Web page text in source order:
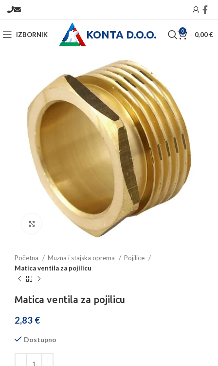
IZBORNIK KONTA D.O.O. 0 0,00€
Povećajte sliku
Početna Muzna i stajska oprema
Pojilice
Matica ventila za pojilicu
Matica ventila za pojilicu
2,83 €
Dostupno